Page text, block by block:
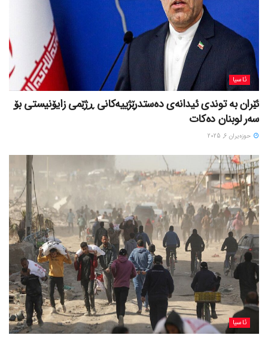
ئاسیا
ئێران بە توندی ئیدانەی دەستدرێژییەکانی ڕژێمی زایۆنیستی بۆ
سەر لوبنان دەکات
حوزه‌یران 6, 2025
ئاسیا